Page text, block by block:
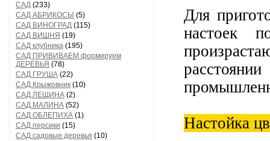
САД (233)
САД АБРИКОСЫ (5)
САД ВИНОГРАД (115)
САД ВИШНЯ (19)
САД клубника (195)
САД ПРИВИВАЕМ формируем
ДЕРЕВЬЯ (78)
САД.ГРУША (22)
САД.Крыжовник (10)
САД.ЛЕЩИНА (2)
САД.МАЛИНА (52)
САД.ОБЛЕПИХА (1)
САД.персики (15)
САД.садовые деревья (10)
Для
настоек
Настойка